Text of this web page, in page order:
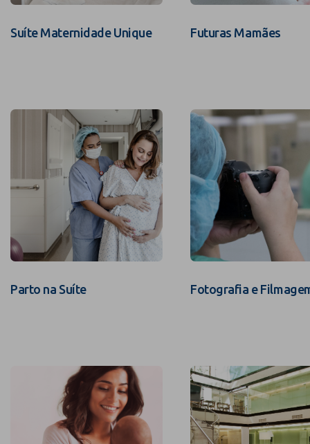
Suíte Maternidade Unique Futuras Mamães
Parto na Suíte Fotografia e